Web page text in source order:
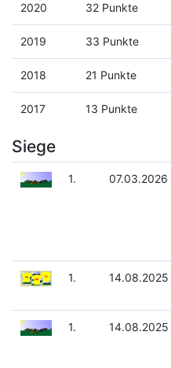
2020 32 Punkte
2019 33 Punkte
2018 21 Punkte
2017 13 Punkte
Siege
1. 07.03.2026
1. 14.08.2025
1. 14.08.2025